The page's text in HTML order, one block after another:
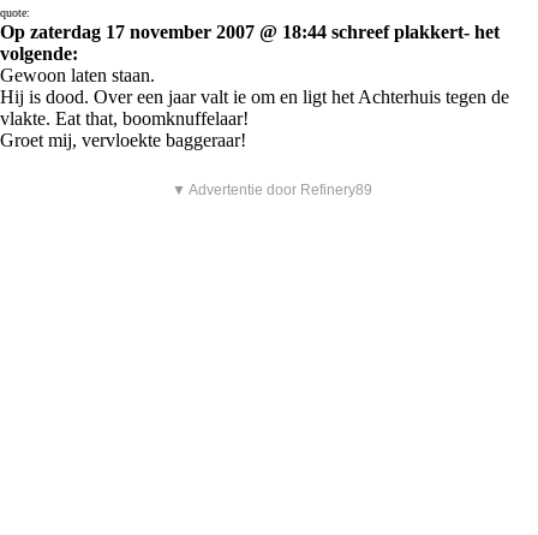
quote:
Op zaterdag 17 november 2007 @ 18:44 schreef plakkert- het
volgende:
Gewoon laten staan.
Hij is dood. Over een jaar valt ie om en ligt het Achterhuis tegen de
vlakte. Eat that, boomknuffelaar!
Groet mij, vervloekte baggeraar!
▼ Advertentie door Refinery89